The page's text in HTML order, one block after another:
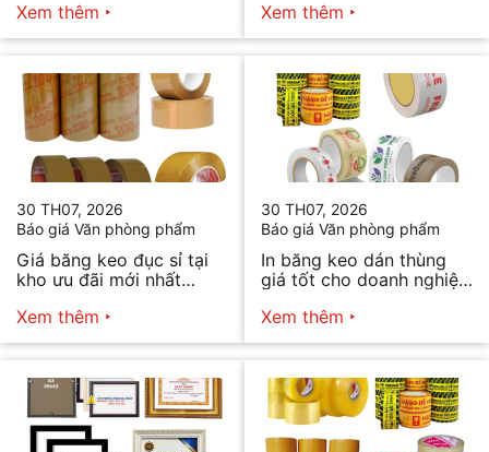
Xem thêm
Xem thêm
30 TH07, 2026
Báo giá Văn phòng phẩm
Giá băng keo đục sỉ tại
kho ưu đãi mới nhất
Xem thêm
30 TH07, 2026
Báo giá Văn phòng phẩm
In băng keo dán thùng
giá tốt cho doanh nghiệp
Xem thêm